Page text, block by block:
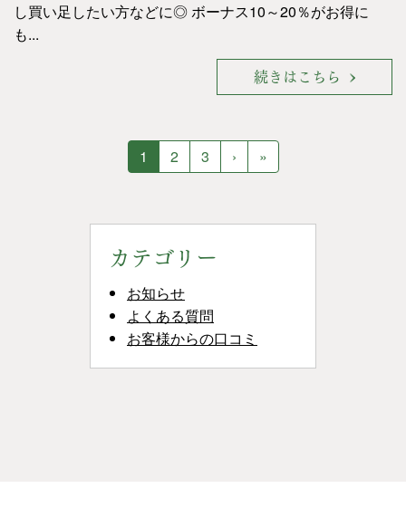
し買い足したい方などに◎ ボーナス10～20％がお得に
も...
続きはこちら
1 2 3 › »
カテゴリー
お知らせ
よくある質問
お客様からの口コミ